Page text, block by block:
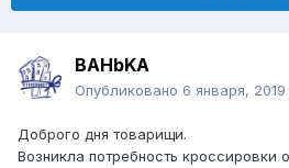
BAHbKA
Опубликовано 6 января, 2019
Доброго дня товарищи.
Возникла потребность кроссировки